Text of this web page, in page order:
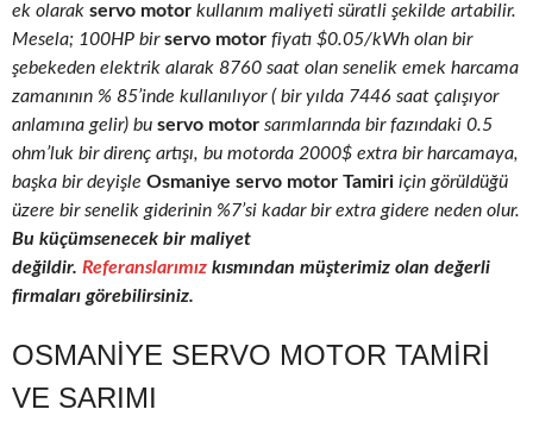
ek olarak servo motor kullanım maliyeti süratli şekilde artabilir.
Mesela; 100HP birservo motor fiyatı $0.05/kWh olan bir
şebekeden elektrik alarak 8760 saat olan senelik emek harcama
zamanının % 85’inde kullanılıyor ( bir yılda 7446 saat çalışıyor
anlamına gelir) bu servo motor sarımlarında bir fazındaki 0.5
ohm’luk bir direnç artışı, bu motorda 2000$ extra bir harcamaya,
başka bir deyişle Osmaniye servo motor Tamiri için görüldüğü
üzere bir senelik giderinin %7’si kadar bir extra gidere neden olur.
Bu küçümsenecek bir maliyet
değildir. Referanslarımız kısmından müşterimiz olan değerli
firmaları görebilirsiniz.
OSMANIYE SERVO MOTOR TAMIRI
VE SARIMI